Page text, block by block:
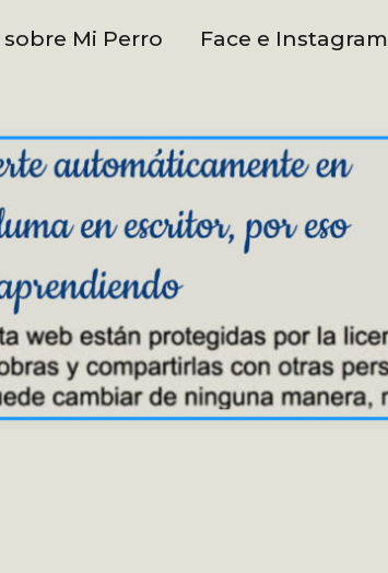
Mi Perro Face e Instagram